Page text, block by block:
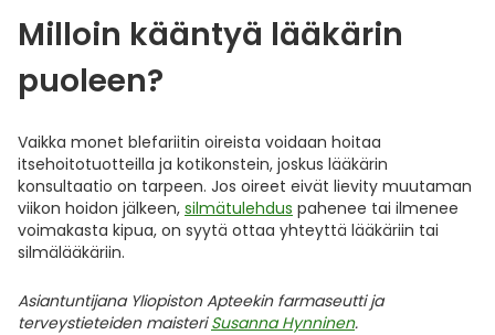
Milloin kääntyä lääkärin
puoleen?
Vaikka monet blefariitin oireista voidaan hoitaa
itsehoitotuotteilla ja kotikonstein, joskus lääkärin
konsultaatio on tarpeen. Jos oireet eivät lievity muutaman
viikon hoidon jälkeen, silmätulehdus pahenee tai ilmenee
voimakasta kipua, on syytä ottaa yhteyttä lääkäriin tai
silmälääkäriin.
Asiantuntijana Yliopiston Apteekin farmaseutti ja
terveystieteiden maisteriSusanna Hynninen.